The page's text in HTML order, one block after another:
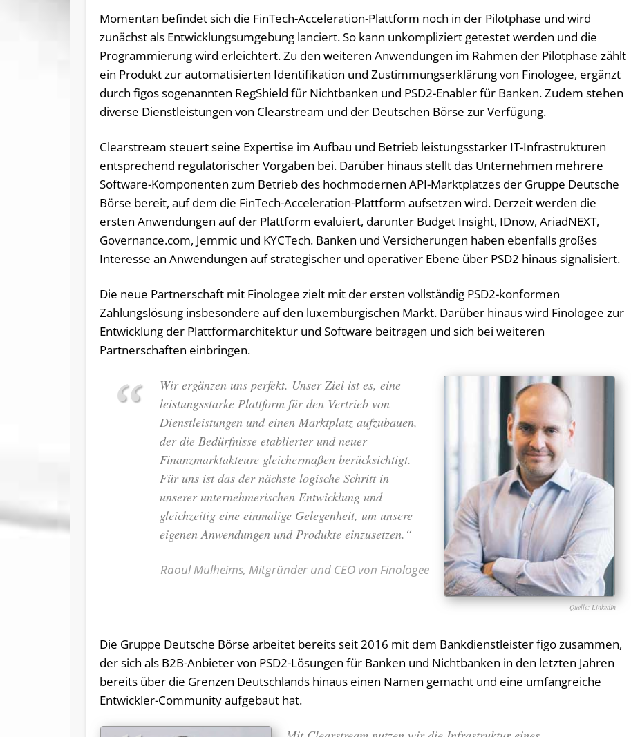
Momentan befindet sich die FinTech-Acceleration-Plattform noch in der Pilotphase und wird
zunächst als Entwicklungsumgebung lanciert. So kann unkompliziert getestet werden und die
Programmierung wird erleichtert. Zu den weiteren Anwendungen im Rahmen der Pilotphase zählt
ein Produkt zur automatisierten Identifikation und Zustimmungserklärung von Finologee, ergänzt
durch figos sogenannten RegShield für Nichtbanken und PSD2-Enabler für Banken. Zudem stehen
diverse Dienstleistungen von Clearstream und der Deutschen Börse zur Verfügung.
Clearstream steuert seine Expertise im Aufbau und Betrieb leistungsstarker IT-Infrastrukturen
entsprechend regulatorischer Vorgaben bei. Darüber hinaus stellt das Unternehmen mehrere
Software-Komponenten zum Betrieb des hochmodernen API-Marktplatzes der Gruppe Deutsche
Börse bereit, auf dem die FinTech-Acceleration-Plattform aufsetzen wird. Derzeit werden die
ersten Anwendungen auf der Plattform evaluiert, darunter Budget Insight, IDnow, AriadNEXT,
Governance.com, Jemmic und KYCTech. Banken und Versicherungen haben ebenfalls großes
Interesse an Anwendungen auf strategischer und operativer Ebene über PSD2 hinaus signalisiert.
Die neue Partnerschaft mit Finologee zielt mit der ersten vollständig PSD2-konformen
Zahlungslösung insbesondere auf den luxemburgischen Markt. Darüber hinaus wird Finologee zur
Entwicklung der Plattformarchitektur und Software beitragen und sich bei weiteren
Partnerschaften einbringen.
LinkedIn
Wir ergänzen uns perfekt. Unser Ziel ist es, eine
leistungsstarke Plattform für den Vertrieb von
Dienstleistungen und einen Marktplatz aufzubauen,
der die Bedürfnisse etablierter und neuer
Finanzmarktakteure gleichermaßen berücksichtigt.
Für uns ist das der nächste logische Schritt in
unserer unternehmerischen Entwicklung und
gleichzeitig eine einmalige Gelegenheit, um unsere
eigenen Anwendungen und Produkte einzusetzen.“
Raoul Mulheims, Mitgründer und CEO von Finologee
Die Gruppe Deutsche Börse arbeitet bereits seit 2016 mit dem Bankdienstleister figo zusammen,
der sich als B2B-Anbieter von PSD2-Lösungen für Banken und Nichtbanken in den letzten Jahren
bereits über die Grenzen Deutschlands hinaus einen Namen gemacht und eine umfangreiche
Entwickler-Community aufgebaut hat.